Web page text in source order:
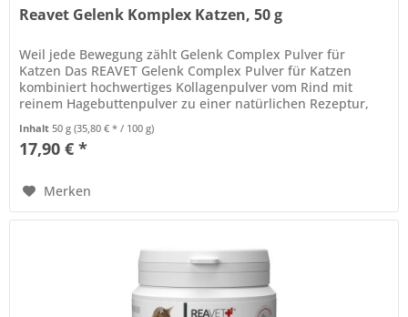
Reavet Gelenk Komplex Katzen, 50 g
Weil jede Bewegung zählt Gelenk Complex Pulver für
Katzen Das REAVET Gelenk Complex Pulver für Katzen
kombiniert hochwertiges Kollagenpulver vom Rind mit
reinem Hagebuttenpulver zu einer natürlichen Rezeptur,
Inhalt 50 g(35,80 € * / 100 g)
17,90 € *
Merken